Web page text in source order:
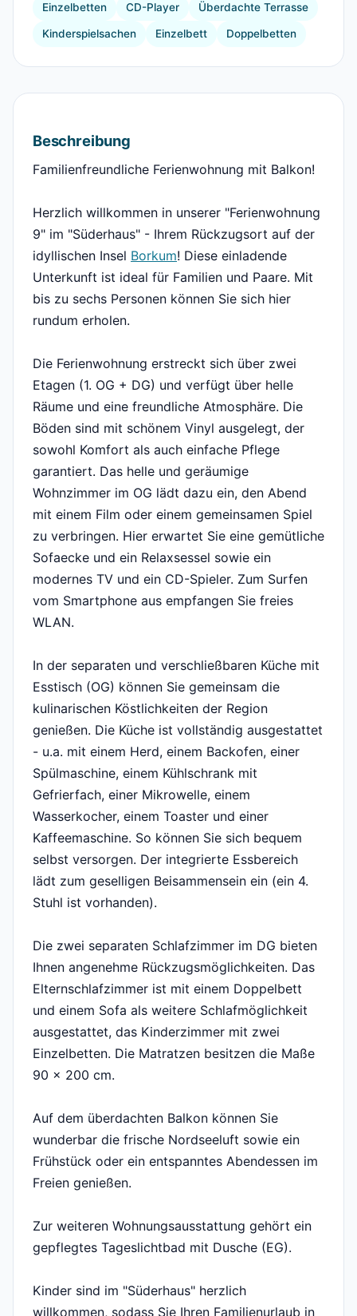
Einzelbetten CD-Player Überdachte Terrasse
Kinderspielsachen Einzelbett Doppelbetten
Beschreibung
Familienfreundliche Ferienwohnung mit Balkon!
Herzlich willkommen in unserer "Ferienwohnung
9" im "Süderhaus" - Ihrem Rückzugsort auf der
idyllischen Insel Borkum! Diese einladende
Unterkunft ist ideal für Familien und Paare. Mit
bis zu sechs Personen können Sie sich hier
rundum erholen.
Die Ferienwohnung erstreckt sich über zwei
Etagen (1. OG + DG) und verfügt über helle
Räume und eine freundliche Atmosphäre. Die
Böden sind mit schönem Vinyl ausgelegt, der
sowohl Komfort als auch einfache Pflege
garantiert. Das helle und geräumige
Wohnzimmer im OG lädt dazu ein, den Abend
mit einem Film oder einem gemeinsamen Spiel
zu verbringen. Hier erwartet Sie eine gemütliche
Sofaecke und ein Relaxsessel sowie ein
modernes TV und ein CD-Spieler. Zum Surfen
vom Smartphone aus empfangen Sie freies
WLAN.
In der separaten und verschließbaren Küche mit
Esstisch (OG) können Sie gemeinsam die
kulinarischen Köstlichkeiten der Region
genießen. Die Küche ist vollständig ausgestattet
- u.a. mit einem Herd, einem Backofen, einer
Spülmaschine, einem Kühlschrank mit
Gefrierfach, einer Mikrowelle, einem
Wasserkocher, einem Toaster und einer
Kaffeemaschine. So können Sie sich bequem
selbst versorgen. Der integrierte Essbereich
lädt zum geselligen Beisammensein ein (ein 4.
Stuhl ist vorhanden).
Die zwei separaten Schlafzimmer im DG bieten
Ihnen angenehme Rückzugsmöglichkeiten. Das
Elternschlafzimmer ist mit einem Doppelbett
und einem Sofa als weitere Schlafmöglichkeit
ausgestattet, das Kinderzimmer mit zwei
Einzelbetten. Die Matratzen besitzen die Maße
90 x 200 cm.
Auf dem überdachten Balkon können Sie
wunderbar die frische Nordseeluft sowie ein
Frühstück oder ein entspanntes Abendessen im
Freien genießen.
Zur weiteren Wohnungsausstattung gehört ein
gepflegtes Tageslichtbad mit Dusche (EG).
Kinder sind im "Süderhaus" herzlich
willkommen, sodass Sie Ihren Familienurlaub in